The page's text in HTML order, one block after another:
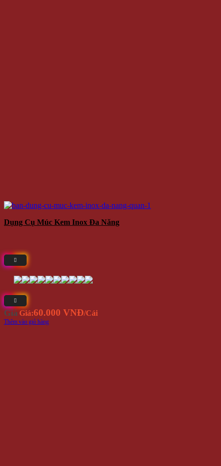
Dụng Cụ Múc Kem Inox Đa Năng
Giá Giá:60.000 VNĐ/Cái
Thêm vào giỏ hàng